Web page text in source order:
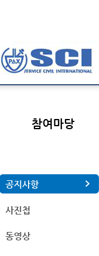
참여마당
공지사항
사진첩
동영상